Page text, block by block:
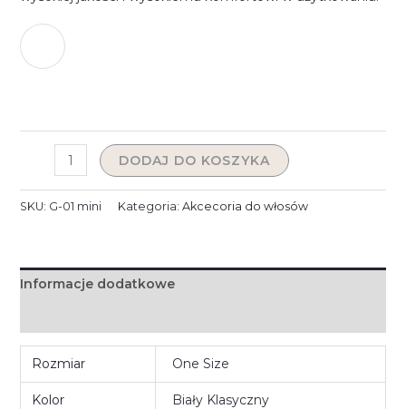
DODAJ DO KOSZYKA
SKU: G-01 mini Kategoria: Akcecoria do włosów
Informacje dodatkowe
Rozmiar One Size
Kolor Biały Klasyczny